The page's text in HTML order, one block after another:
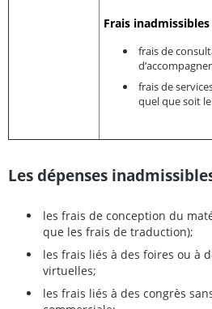
Frais inadmissibles
frais de
frais de
quel que soit
Les dépenses
les frais de conception du
que les frais de traduction);
les frais liés à des foires ou à
virtuelles;
les frais liés à des congrès